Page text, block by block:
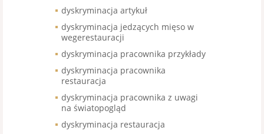
dyskryminacja artykuł
dyskryminacja jedzących mięso w
wegerestauracji
dyskryminacja pracownika przykłady
dyskryminacja pracownika
restauracja
dyskryminacja pracownika z uwagi
na światopogląd
dyskryminacja restauracja